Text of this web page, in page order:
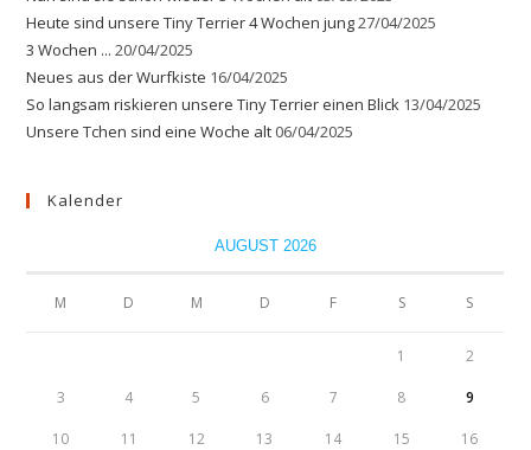
Heute sind unsere Tiny Terrier 4 Wochen jung27/04/2025
3 Wochen ... 20/04/2025
Neues aus der Wurfkiste 16/04/2025
So langsam riskieren unsere Tiny Terrier einen Blick 13/04/2025
Unsere Tchen sind eine Woche alt 06/04/2025
Kalender
AUGUST 2026
M D M D F S S
1 2
3 4 5 6 7 8 9
10 11 12 13 14 15 16